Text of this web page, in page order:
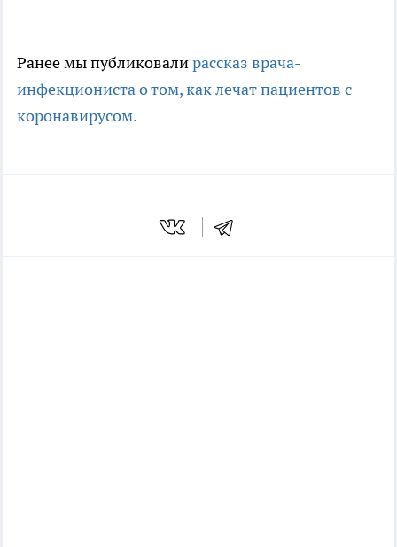
Ранее мы публиковалирассказ врача-
инфекциониста о том, как лечат пациентов с
коронавирусом.